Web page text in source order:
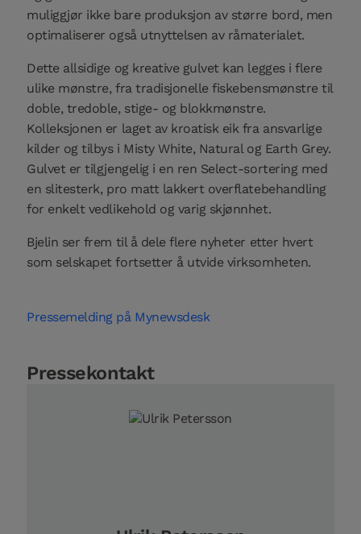
muliggjør ikke bare produksjon av større bord, men
optimaliserer også utnyttelsen av råmaterialet.
Dette allsidige og kreative gulvet kan legges i flere
ulike mønstre, fra tradisjonelle fiskebensmønstre til
doble, tredoble, stige- og blokkmønstre.
Kolleksjonen er laget av kroatisk eik fra ansvarlige
kilder og tilbys i Misty White, Natural og Earth Grey.
Gulvet er tilgjengelig i en ren Select-sortering med
en slitesterk, pro matt lakkert overflatebehandling
for enkelt vedlikehold og varig skjønnhet.
Bjelin ser frem til å dele flere nyheter etter hvert
som selskapet fortsetter å utvide virksomheten.
Pressemelding på Mynewsdesk
Pressekontakt